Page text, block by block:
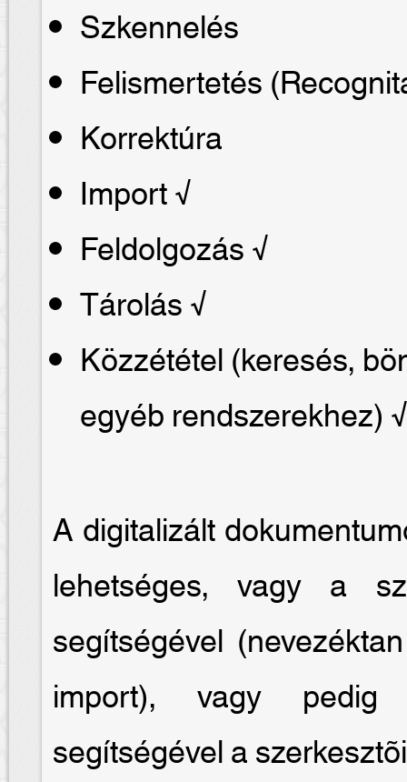
Szkennelés
Felismertetés
Korrektúra
Import √
Feldolgozás √
Tárolás √
Közzététel (keresés,
egyéb rendszerekhez) √
A digitalizált
lehetséges, vagy a
segítségével
import), vagy
segítségével a